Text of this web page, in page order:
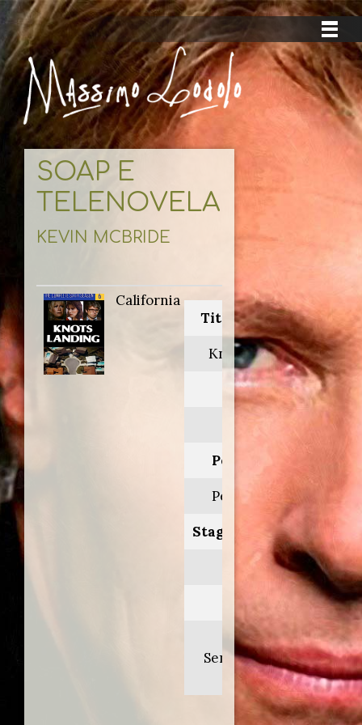
SOAP E
TELENOVELAS
KEVIN MCBRIDE
California
Titolo originale:
Knots Landing
Anno:
Personaggio:
Peter Freilich
Stagione.Episodio:
6.13-14
Regia di:
Lorraine
Senna/Nicholas
Sgarro